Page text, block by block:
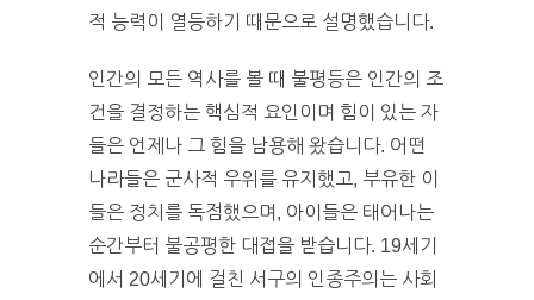
적 능력이 열등하기 때문으로 설명했습니다.
인간의 모든 역사를 볼 때 불평등은 인간의 조
건을 결정하는 핵심적 요인이며 힘이 있는 자
들은 언제나 그 힘을 남용해 왔습니다. 어떤
나라들은 군사적 우위를 유지했고, 부유한 이
들은 정치를 독점했으며, 아이들은 태어나는
순간부터 불공평한 대접을 받습니다. 19세기
에서 20세기에 걸친 서구의 인종주의는 사회